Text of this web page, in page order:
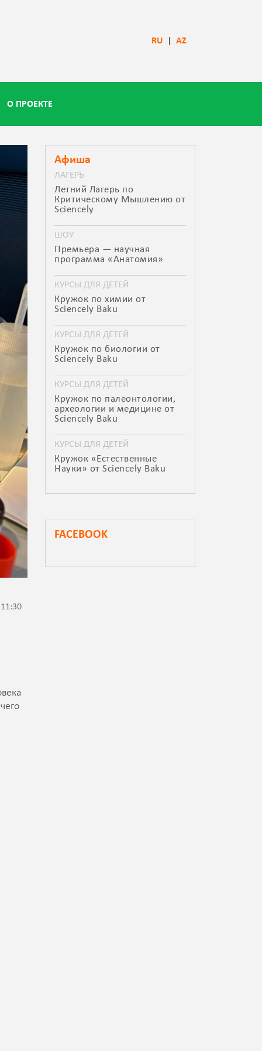
RU| AZ
О ПРОЕКТЕ
Афиша
ЛАГЕРЬ
Летний Лагерь по
Критическому Мышлению от
Sciencely
ШОУ
Премьера — научная
программа «Анатомия»
КУРСЫ ДЛЯ ДЕТЕЙ
Кружок по химии от
Sciencely Baku
КУРСЫ ДЛЯ ДЕТЕЙ
Кружок по биологии от
Sciencely Baku
КУРСЫ ДЛЯ ДЕТЕЙ
Кружок по палеонтологии,
археологии и медицине от
Sciencely Baku
КУРСЫ ДЛЯ ДЕТЕЙ
Кружок «Естественные
Науки» от Sciencely Baku
FACEBOOK